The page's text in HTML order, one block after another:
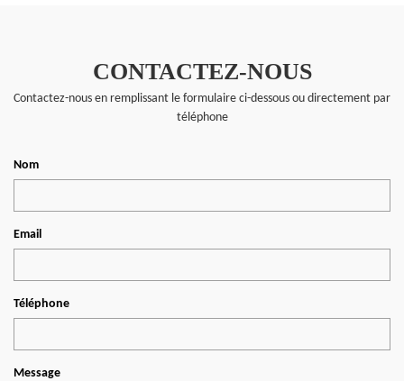
CONTACTEZ-NOUS
Contactez-nous en remplissant le formulaire ci-dessous ou directement par
téléphone
Nom
Email
Téléphone
Message